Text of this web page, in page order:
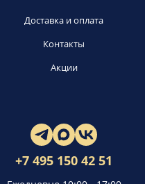
Доставка и оплата
Контакты
Акции
+7 495 150 42 51